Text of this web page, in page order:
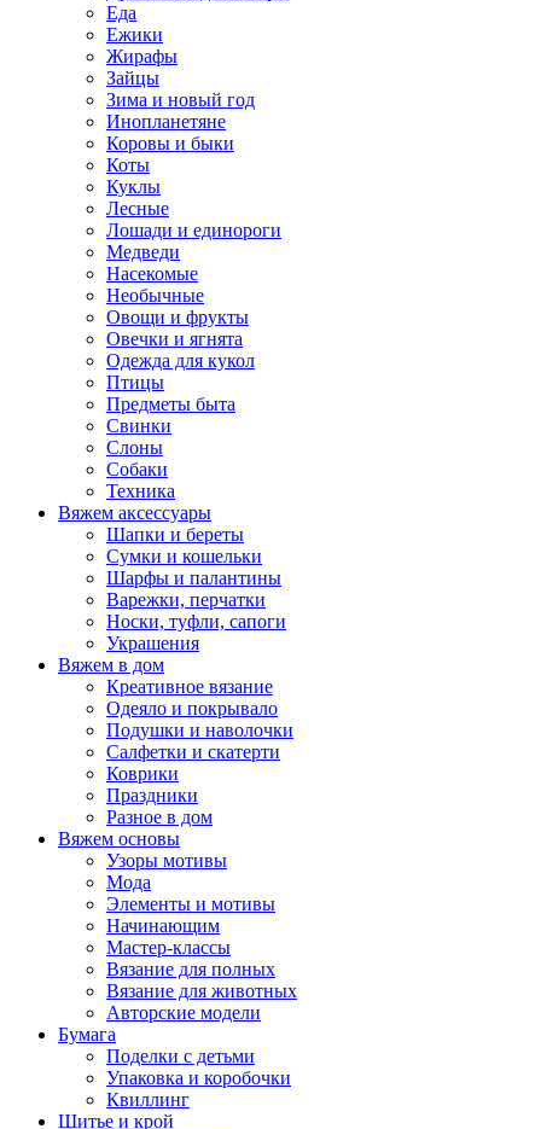
Еда
Ежики
Жирафы
Зайцы
Зима и новый год
Инопланетяне
Коровы и быки
Коты
Куклы
Лесные
Лошади и единороги
Медведи
Насекомые
Необычные
Овощи и фрукты
Овечки и ягнята
Одежда для кукол
Птицы
Предметы быта
Свинки
Слоны
Собаки
Техника
Вяжем аксессуары
Шапки и береты
Сумки и кошельки
Шарфы и палантины
Варежки, перчатки
Носки, туфли, сапоги
Украшения
Вяжем в дом
Креативное вязание
Одеяло и покрывало
Подушки и наволочки
Салфетки и скатерти
Коврики
Праздники
Разное в дом
Вяжем основы
Узоры мотивы
Мода
Элементы и мотивы
Начинающим
Мастер-классы
Вязание для полных
Вязание для животных
Авторские модели
Бумага
Поделки с детьми
Упаковка и коробочки
Квиллинг
Шитье и крой